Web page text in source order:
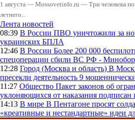
1 августа — Mossovetinfo.ru — Три человека
летнего...
Лента новостей
08:39 В России ПВО уничтожили за
украинских БПЛА
12:46 В России Более 200 000
спецоперации сбили ВС РФ -
12:28 Город (Москва и область) В
пресекли деятельность 9
11:27 Общество Пакет законов об
уклоняющихся от наказания подписан
14:13 В мире В Пентагоне просят
«креативные и нестандартные» идеи